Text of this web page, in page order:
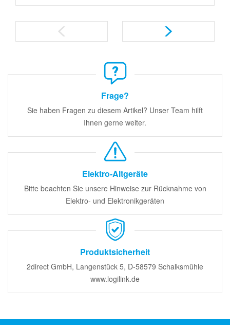
Frage?
Sie haben Fragen zu diesem Artikel? Unser Team hilft
Ihnen gerne weiter.
Elektro-Altgeräte
Bitte beachten Sie unsere Hinweise zur Rücknahme von
Elektro- und Elektronikgeräten
Produktsicherheit
2direct GmbH, Langenstück 5, D-58579 Schalksmühle
www.logilink.de